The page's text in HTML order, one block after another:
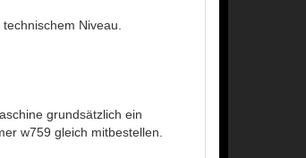
Niveau.
grundsätzlich ein
w759 gleich mitbestellen.